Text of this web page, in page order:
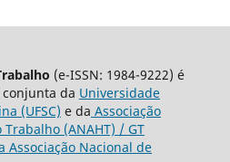
(e-ISSN: 1984-9222) é
da Universidade
(UFSC) e da Associação
(ANAHT) / GT
Associação Nacional de